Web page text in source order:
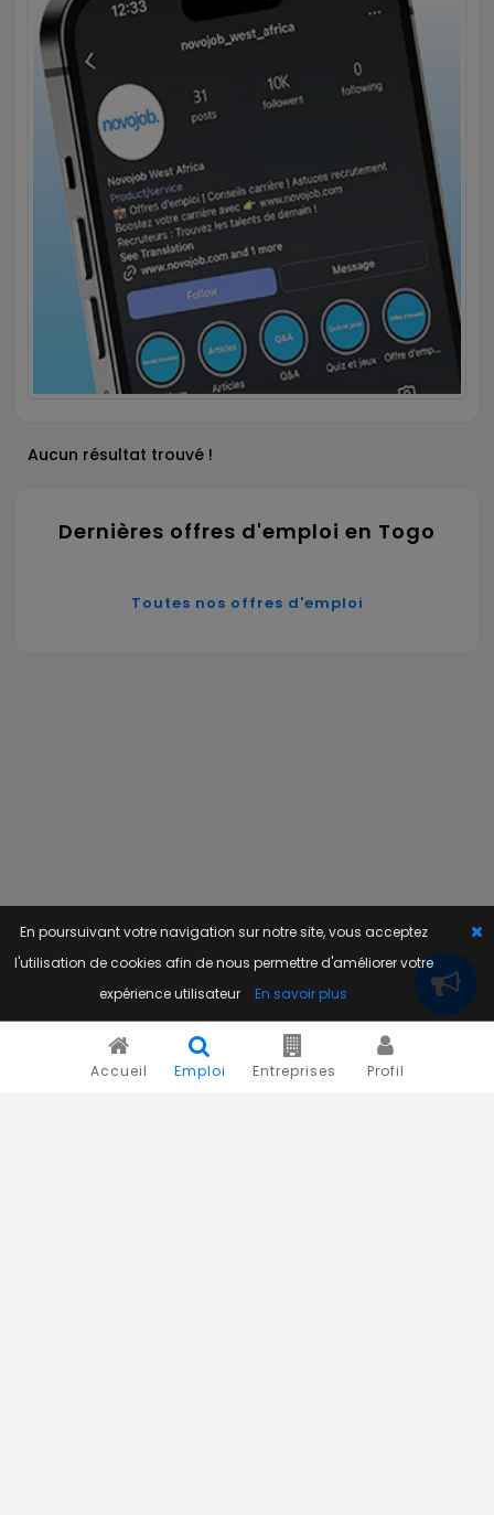
Accueil Emploi Entreprises Profil
Aucun résultat trouvé !
Dernières offres d'emploi en Togo
Toutes nos offres d'emploi
En poursuivant votre navigation sur notre site, vous acceptez
l'utilisation de cookies afin de nous permettre d'améliorer votre
expérience utilisateur
En savoir plus